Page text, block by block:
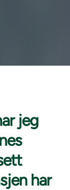
jeg
har